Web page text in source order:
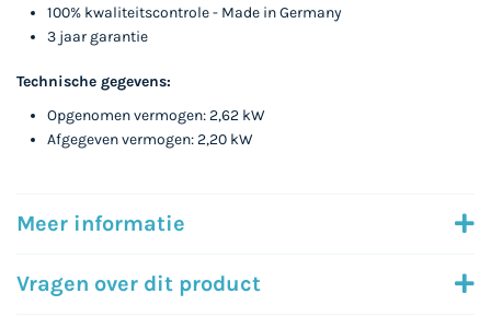
100% kwaliteitscontrole - Made in Germany
3 jaar garantie
Technische gegevens:
Opgenomen vermogen: 2,62 kW
Afgegeven vermogen: 2,20 kW
Meer informatie
Vragen over dit product